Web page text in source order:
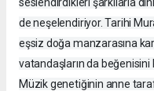
de neşelendiriyor. Tarihi
eşsiz doğa manzarasına
vatandaşların da beğenisini
Müzik genetiğinin anne